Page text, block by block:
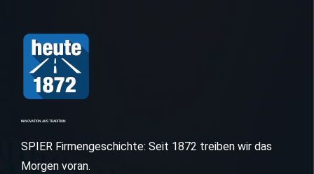
INNOVATION AUS TRADITION
SPIER Firmengeschichte: Seit 1872 treiben wir das
Morgen voran.